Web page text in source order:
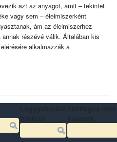
azt az anyagot, amit – tekintet
vagy sem – élelmiszerként
ám az élelmiszerhez
részévé válik. Általában kis
alkalmazzák a